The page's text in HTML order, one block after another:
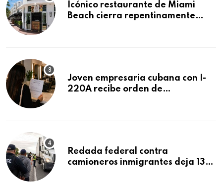
Icónico restaurante de Miami
Beach cierra repentinamente
Joven empresaria cubana con I-
220A recibe orden de
Redada federal contra
camioneros inmigrantes deja 137